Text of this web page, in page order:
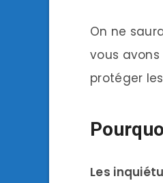
On ne
vous
protéger
Les